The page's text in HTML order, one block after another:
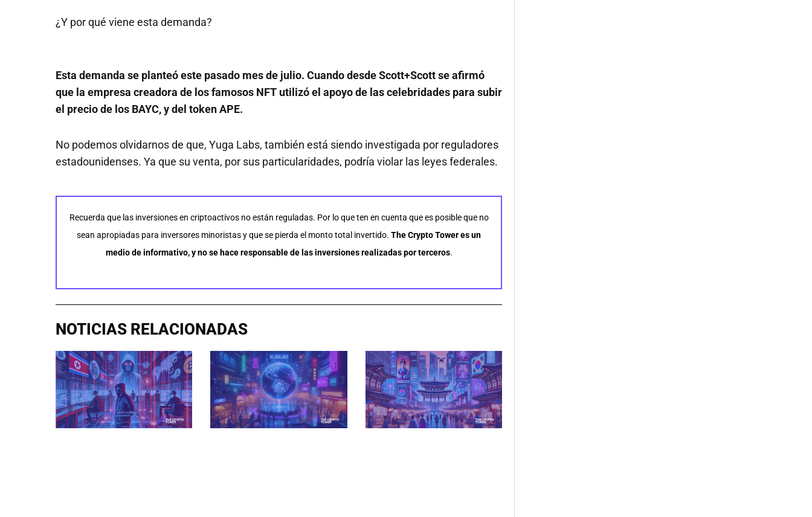
¿Y por qué viene esta demanda?
Esta demanda se planteó este pasado mes de julio. Cuando desde Scott+Scott se afirmó
que la empresa creadora de los famosos NFT utilizó el apoyo de las celebridades para subir
el precio de los BAYC, y del token APE.
No podemos olvidarnos de que, Yuga Labs, también está siendo investigada por reguladores
estadounidenses. Ya que su venta, por sus particularidades, podría violar las leyes federales.
Recuerda que las inversiones en criptoactivos no están reguladas. Por lo que ten en cuenta que es posible que no
sean apropiadas para inversores minoristas y que se pierda el monto total invertido. The Crypto Tower es un
medio de informativo, y no se hace responsable de las inversiones realizadas por terceros.
NOTICIAS RELACIONADAS